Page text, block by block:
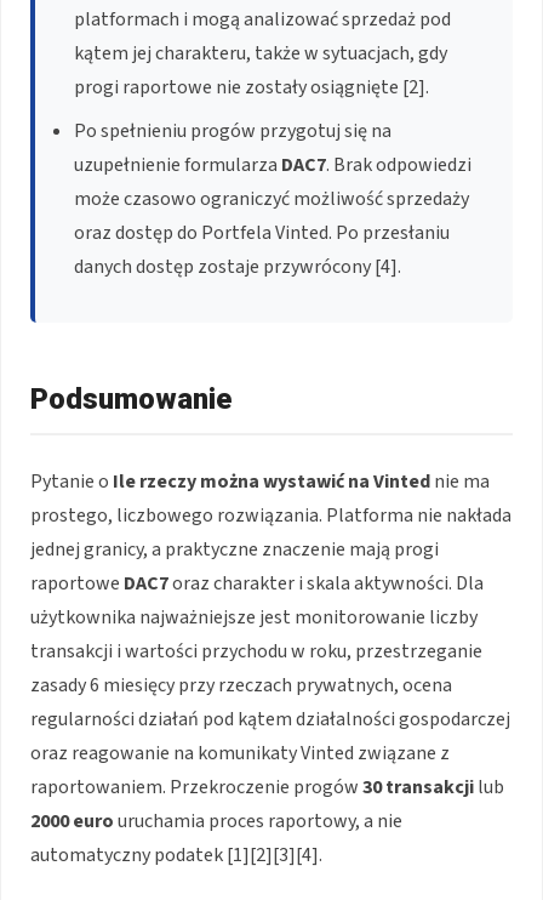
platformach i mogą analizować sprzedaż pod
kątem jej charakteru, także w sytuacjach, gdy
progi raportowe nie zostały osiągnięte [2].
Po spełnieniu progów przygotuj się na
uzupełnienie formularza DAC7. Brak odpowiedzi
może czasowo ograniczyć możliwość sprzedaży
oraz dostęp do Portfela Vinted. Po przesłaniu
danych dostęp zostaje przywrócony [4].
Podsumowanie
Pytanie o Ile rzeczy można wystawić na Vintednie ma
prostego, liczbowego rozwiązania. Platforma nie nakłada
jednej granicy, a praktyczne znaczenie mają progi
raportowe DAC7oraz charakter i skala aktywności. Dla
użytkownika najważniejsze jest monitorowanie liczby
transakcji i wartości przychodu w roku, przestrzeganie
zasady 6 miesięcy przy rzeczach prywatnych, ocena
regularności działań pod kątem działalności gospodarczej
oraz reagowanie na komunikaty Vinted związane z
raportowaniem. Przekroczenie progów30 transakcjilub
2000 eurouruchamia proces raportowy, a nie
automatyczny podatek [1][2][3][4].